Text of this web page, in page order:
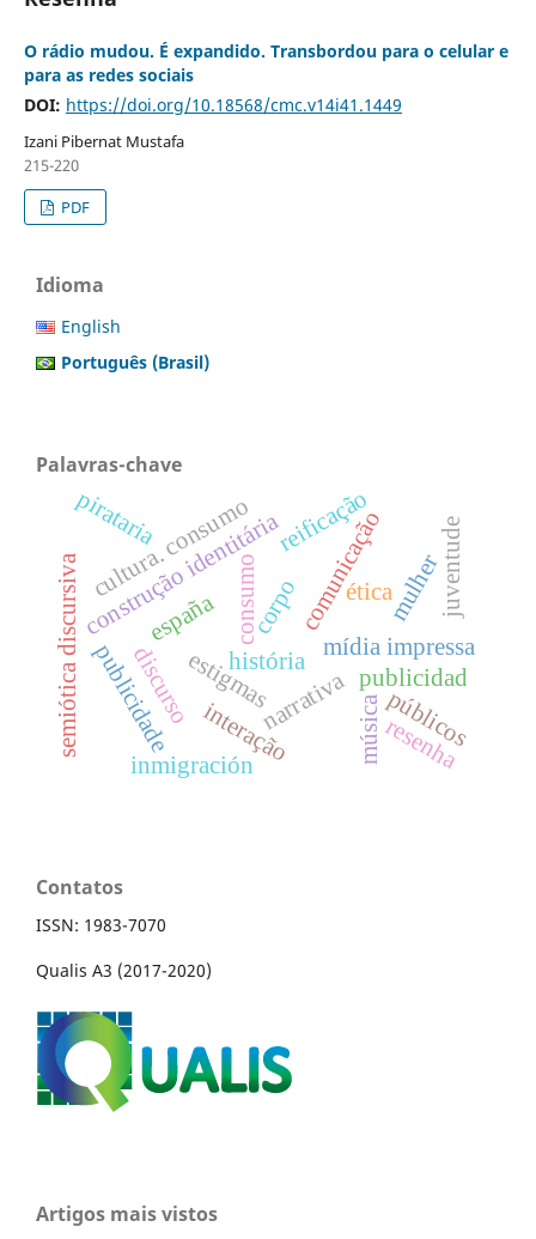
O rádio mudou. É expandido. Transbordou para o celular e
para as redes sociais
DOI: https://doi.org/10.18568/cmc.v14i41.1449
Izani Pibernat Mustafa
215-220
PDF
Idioma
English
Português (Brasil)
Palavras-chave
comunicação
consumo
história
narrativa
corpo
construção identitária
semiótica discursiva interação
mídia impressa
discurso
publicidade
éticamulher
cultura. consumo
publicidad
inmigración
españa
músicapúblicos
juventude
estigmas
reificação
pirataria
resenha
Contatos
ISSN: 1983-7070
Qualis A3 (2017-2020)
Artigos mais vistos